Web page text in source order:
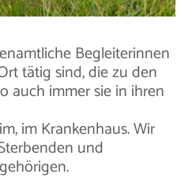
Begleiterinnen
tätig sind, die zu den
auch immer sie in ihren
im Krankenhaus. Wir
und